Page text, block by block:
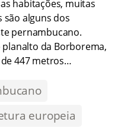
habitações, muitas
alguns dos
pernambucano.
planalto da Borborema,
447 metros…
europeia